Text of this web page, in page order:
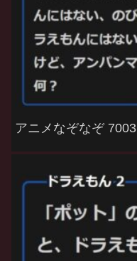
アニメなぞなぞ 7003